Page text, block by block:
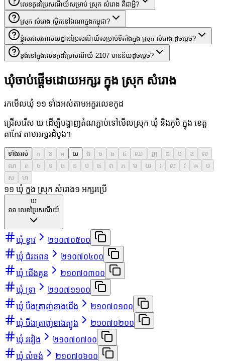
លេខកូដប្រៃសណីយ៍សម្រាប់ ស្រុក សំរោង គឺជាអ្វី?
ស្រុក សំរោង ស្ថិតនៅឯណាក្នុងកម្ពុជា?
ខ្ញុំសរសេរអាសយដ្ឋានប្រៃសណីយ៍សម្រាប់ទីតាំងក្នុង ស្រុក សំរោង ដូចម្តេច?
ខ្ទង់នៅក្នុងលេខកូដប្រៃសណីយ៍ 2107 មានន័យដូចម្តេច?
ឃុំចាប់ផ្តើមដោយអក្សរ ក្នុង ស្រុក សំរោង
រកមើលឃុំ ១១ ទាំងអស់តាមអក្ខរលេខកូដ
ជ្រើសរើស ឃ ដើម្បីបង្ហាញតំណភ្ជាប់ទៅមើលស្រុក ឃុំ និងភូមិ ក្នុង ខេត្ត
តាកែវ តាមអក្សរដំបូង។
ទាំងអស់ ក ខ គ ឃ ង ច ឆ ជ ឈ ញ ដ ឋ ឌ
ឍ
ណ
ត ថ ទ ធ ន ប ផ ព ភ ម យ រ ល វ ឝ
ឞ
ស
ហ
១១ ឃុំ ក្នុង ស្រុក សំរោង១ អក្សរប្រើ
ឃ
១១ លេខប្រៃសណីយ៍
ឃុំ ខ្វាវ
២១០៧០៥០០
ឃុំ ជំរះពេន
២១០៧០៤០០
ឃុំ ជើងគួន
២១០៧០៣០០
ឃុំ ទ្រា
២១០៧១១០០
ឃុំ បឹងត្រាញ់ខាងជើង
២១០៧០១០០
ឃុំ បឹងត្រាញ់ខាងត្បូង
២១០៧០២០០
ឃុំ រវៀង
២១០៧០៧០០
ឃុំ លំចង់
២១០៧០៦០០